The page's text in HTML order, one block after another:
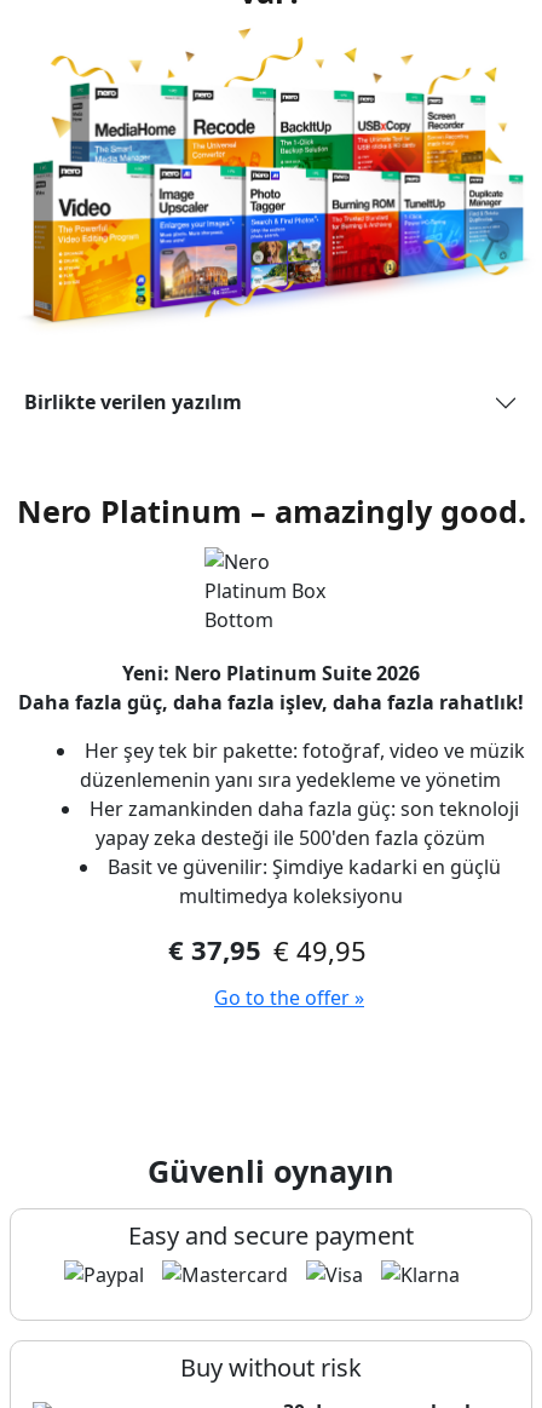
Birlikte verilen yazılım
Nero Platinum – amazingly good.
Yeni: Nero Platinum Suite 2026
Daha fazla güç, daha fazla işlev, daha fazla rahatlık!
Her şey tek bir pakette: fotoğraf, video ve müzik
düzenlemenin yanı sıra yedekleme ve yönetim
Her zamankinden daha fazla güç: son teknoloji
yapay zeka desteği ile 500'den fazla çözüm
Basit ve güvenilir: Şimdiye kadarki en güçlü
multimedya koleksiyonu
€ 37,95 € 49,95
Go to the offer »
Güvenli oynayın
Easy and secure payment
Buy without risk